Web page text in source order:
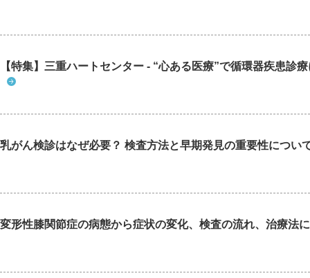
【特集】三重ハートセンター - “心ある医療”で循環器疾患診
乳がん検診はなぜ必要？ 検査方法と早期発見の重要性につい
変形性膝関節症の病態から症状の変化、検査の流れ、治療法